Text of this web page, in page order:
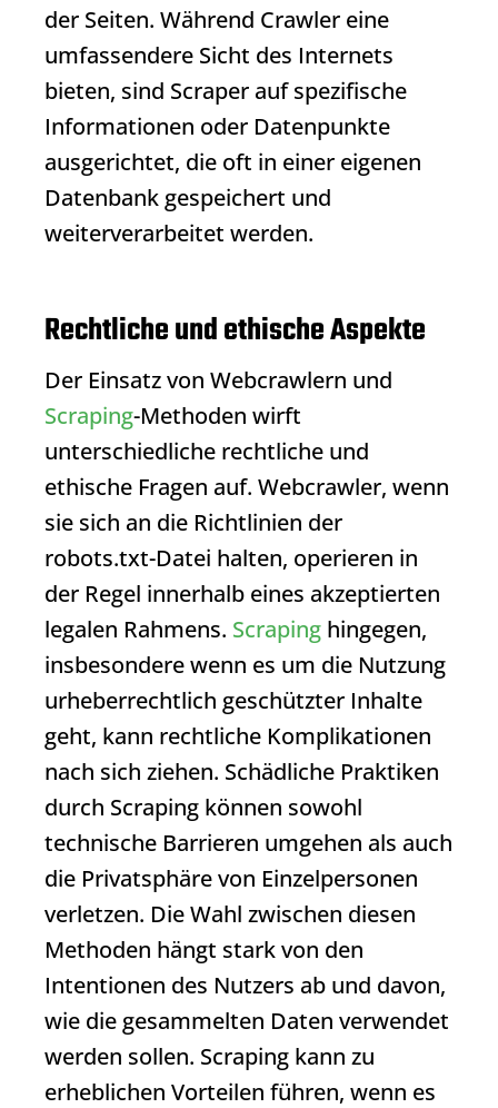
der Seiten. Während Crawler eine
umfassendere Sicht des Internets
bieten, sind Scraper auf spezifische
Informationen oder Datenpunkte
ausgerichtet, die oft in einer eigenen
Datenbank gespeichert und
weiterverarbeitet werden.
Rechtliche und ethische Aspekte
Der Einsatz von Webcrawlern und
Scraping-Methoden wirft
unterschiedliche rechtliche und
ethische Fragen auf. Webcrawler, wenn
sie sich an die Richtlinien der
robots.txt-Datei halten, operieren in
der Regel innerhalb eines akzeptierten
legalen Rahmens. Scraping hingegen,
insbesondere wenn es um die Nutzung
urheberrechtlich geschützter Inhalte
geht, kann rechtliche Komplikationen
nach sich ziehen. Schädliche Praktiken
durch Scraping können sowohl
technische Barrieren umgehen als auch
die Privatsphäre von Einzelpersonen
verletzen. Die Wahl zwischen diesen
Methoden hängt stark von den
Intentionen des Nutzers ab und davon,
wie die gesammelten Daten verwendet
werden sollen. Scraping kann zu
erheblichen Vorteilen führen, wenn es